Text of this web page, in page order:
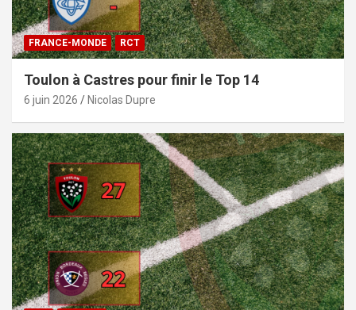
FRANCE-MONDE RCT
Toulon à Castres pour finir le Top 14
6 juin 2026 Nicolas Dupre